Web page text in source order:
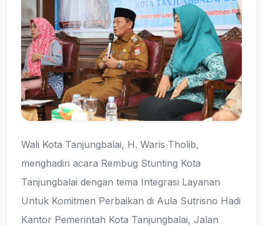
Wali Kota Tanjungbalai, H. Waris Tholib,
menghadiri acara Rembug Stunting Kota
Tanjungbalai dengan tema Integrasi Layanan
Untuk Komitmen Perbaikan di Aula Sutrisno Hadi
Kantor Pemerintah Kota Tanjungbalai, Jalan